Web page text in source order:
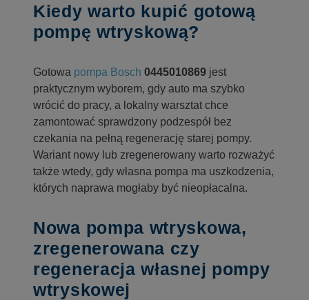
Kiedy warto kupić gotową
pompę wtryskową?
Gotowa pompa Bosch 0445010869 jest
praktycznym wyborem, gdy auto ma szybko
wrócić do pracy, a lokalny warsztat chce
zamontować sprawdzony podzespół bez
czekania na pełną regenerację starej pompy.
Wariant nowy lub zregenerowany warto rozważyć
także wtedy, gdy własna pompa ma uszkodzenia,
których naprawa mogłaby być nieopłacalna.
Nowa pompa wtryskowa,
zregenerowana czy
regeneracja własnej pompy
wtryskowej